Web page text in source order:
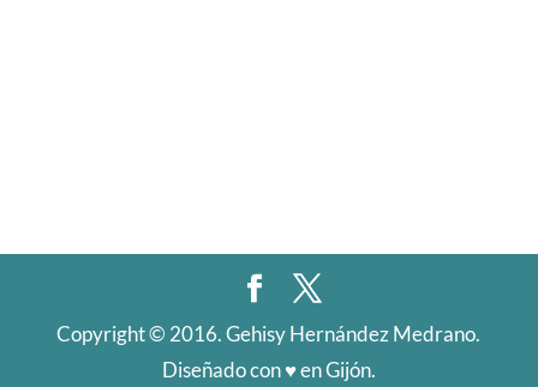
Copyright © 2016. Gehisy Hernández Medrano.
Diseñado con ♥️ en Gijón.